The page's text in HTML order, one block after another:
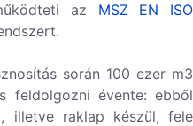
az MSZ EN ISO
során 100 ezer m3
feldolgozni évente: ebből
illetve raklap készül, fele